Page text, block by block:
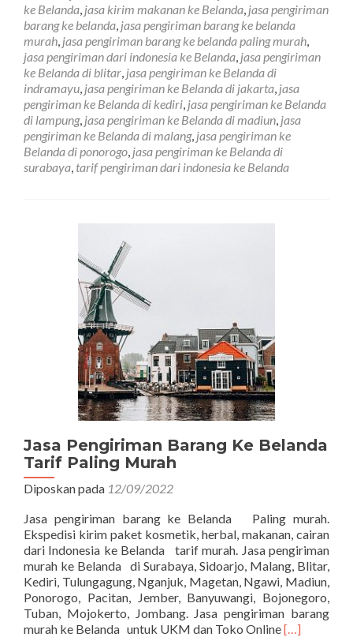
Belanda
Paling
Murah
ke Belanda, jasa kirim makanan ke Belanda, jasa pengiriman
barang ke belanda, jasa pengiriman barang ke belanda
murah, jasa pengiriman barang ke belanda paling murah,
jasa pengiriman dari indonesia ke Belanda, jasa pengiriman
ke Belanda di blitar, jasa pengiriman ke Belanda di
indramayu, jasa pengiriman ke Belanda di jakarta, jasa
pengiriman ke Belanda di kediri, jasa pengiriman ke Belanda
di lampung, jasa pengiriman ke Belanda di madiun, jasa
pengiriman ke Belanda di malang, jasa pengiriman ke
Belanda di ponorogo, jasa pengiriman ke Belanda di
surabaya, tarif pengiriman dari indonesia ke Belanda
Jasa Pengiriman Barang Ke Belanda
Tarif Paling Murah
Diposkan pada 12/09/2022
Jasa pengiriman barang ke Belanda Paling murah.
Ekspedisi kirim paket kosmetik, herbal, makanan, cairan
dari Indonesia ke Belanda tarif murah. Jasa pengiriman
murah ke Belanda di Surabaya, Sidoarjo, Malang, Blitar,
Kediri, Tulungagung, Nganjuk, Magetan, Ngawi, Madiun,
Ponorogo, Pacitan, Jember, Banyuwangi, Bojonegoro,
Tuban, Mojokerto, Jombang. Jasa pengiriman barang
murah ke Belanda untuk UKM dan Toko OnlineRead
[…]